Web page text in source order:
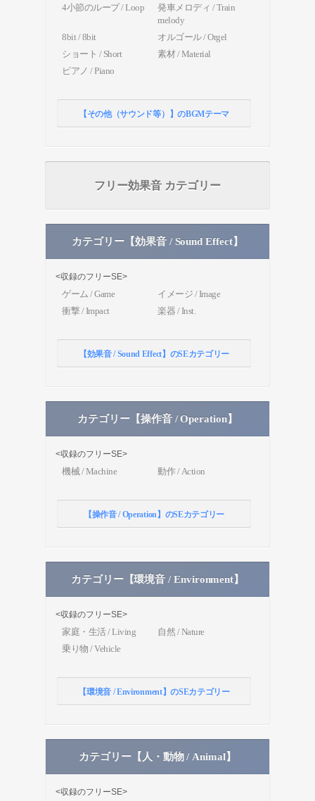
4小節のループ / Loop
発車メロディ / Train
melody
8bit / 8bit
オルゴール / Orgel
ショート / Short
素材 / Material
ピアノ / Piano
【その他（サウンド等）】のBGMテーマ
フリー効果音 カテゴリー
カテゴリー【効果音 / Sound Effect】
<収録のフリーSE>
ゲーム / Game
イメージ / Image
衝撃 / Impact
楽器 / Inst.
【効果音 / Sound Effect】のSEカテゴリー
カテゴリー【操作音 / Operation】
<収録のフリーSE>
機械 / Machine 動作 / Action
【操作音 / Operation】のSEカテゴリー
カテゴリー【環境音 / Environment】
<収録のフリーSE>
家庭・生活 / Living
自然 / Nature
乗り物 / Vehicle
【環境音 / Environment】のSEカテゴリー
カテゴリー【人・動物 / Animal】
<収録のフリーSE>